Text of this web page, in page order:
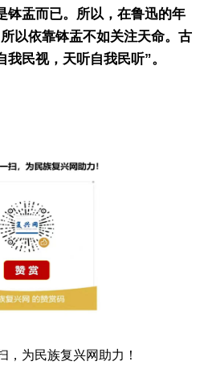
钵盂而已。所以，在鲁迅的年
以依靠钵盂不如关注天命。古
民视，天听自我民听”。
，为民族复兴网助力！